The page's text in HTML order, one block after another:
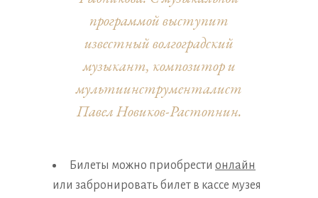
программой выступит
известный волгоградский
музыкант, композитор и
мультиинструменталист
Павел Новиков-Растопнин.
Билеты можно приобрести онлайн
или забронировать билет в кассе музея